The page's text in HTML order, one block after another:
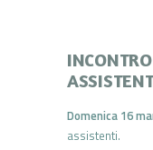
Domenica 16
assistenti.